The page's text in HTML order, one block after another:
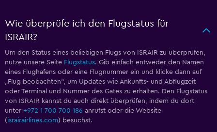
Wie überprüfe ich den Flugstatus für
ISRAIR?
Um den Status eines beliebigen Flugs von ISRAIR zu überprüfen,
nutze unsere Seite Flugstatus. Gib einfach entweder den Namen
eines Flughafens oder eine Flugnummer ein und klicke dann auf
„Flug beobachten“, um Updates wie Ankunfts- und Abflugzeit
oder Terminal und Nummer des Gates zu erhalten. Den Flugstatus
von ISRAIR kannst du auch direkt überprüfen, indem du dort
unter +972 1 700 700 186 anrufst oder die Website
(israirairlines.com) besuchst.